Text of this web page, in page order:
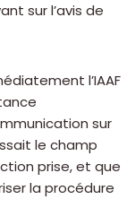
sur l’avis de
l’IAAF
sur
le champ
prise, et que
la procédure